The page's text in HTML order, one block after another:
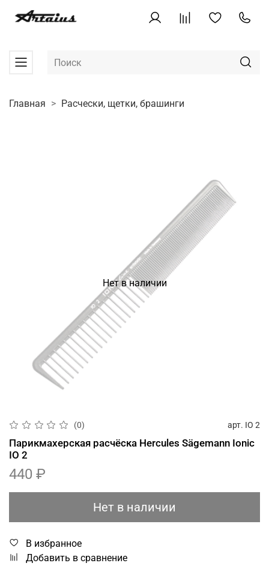
Главная Расчески, щетки, брашинги
Нет в наличии
(0) арт. IO 2
Парикмахерская расчёска Hercules Sägemann Ionic
IO 2
440 ₽
Нет в наличии
В избранное
Добавить в сравнение